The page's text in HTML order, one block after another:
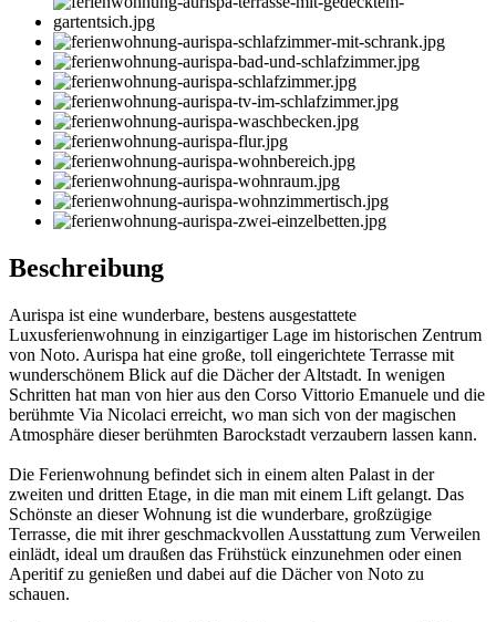
Beschreibung
Aurispa ist eine wunderbare, bestens ausgestattete
Luxusferienwohnung in einzigartiger Lage im historischen Zentrum
von Noto. Aurispa hat eine große, toll eingerichtete Terrasse mit
wunderschönem Blick auf die Dächer der Altstadt. In wenigen
Schritten hat man von hier aus den Corso Vittorio Emanuele und die
berühmte Via Nicolaci erreicht, wo man sich von der magischen
Atmosphäre dieser berühmten Barockstadt verzaubern lassen kann.
Die Ferienwohnung befindet sich in einem alten Palast in der
zweiten und dritten Etage, in die man mit einem Lift gelangt. Das
Schönste an dieser Wohnung ist die wunderbare, großzügige
Terrasse, die mit ihrer geschmackvollen Ausstattung zum Verweilen
einlädt, ideal um draußen das Frühstück einzunehmen oder einen
Aperitif zu genießen und dabei auf die Dächer von Noto zu
schauen.